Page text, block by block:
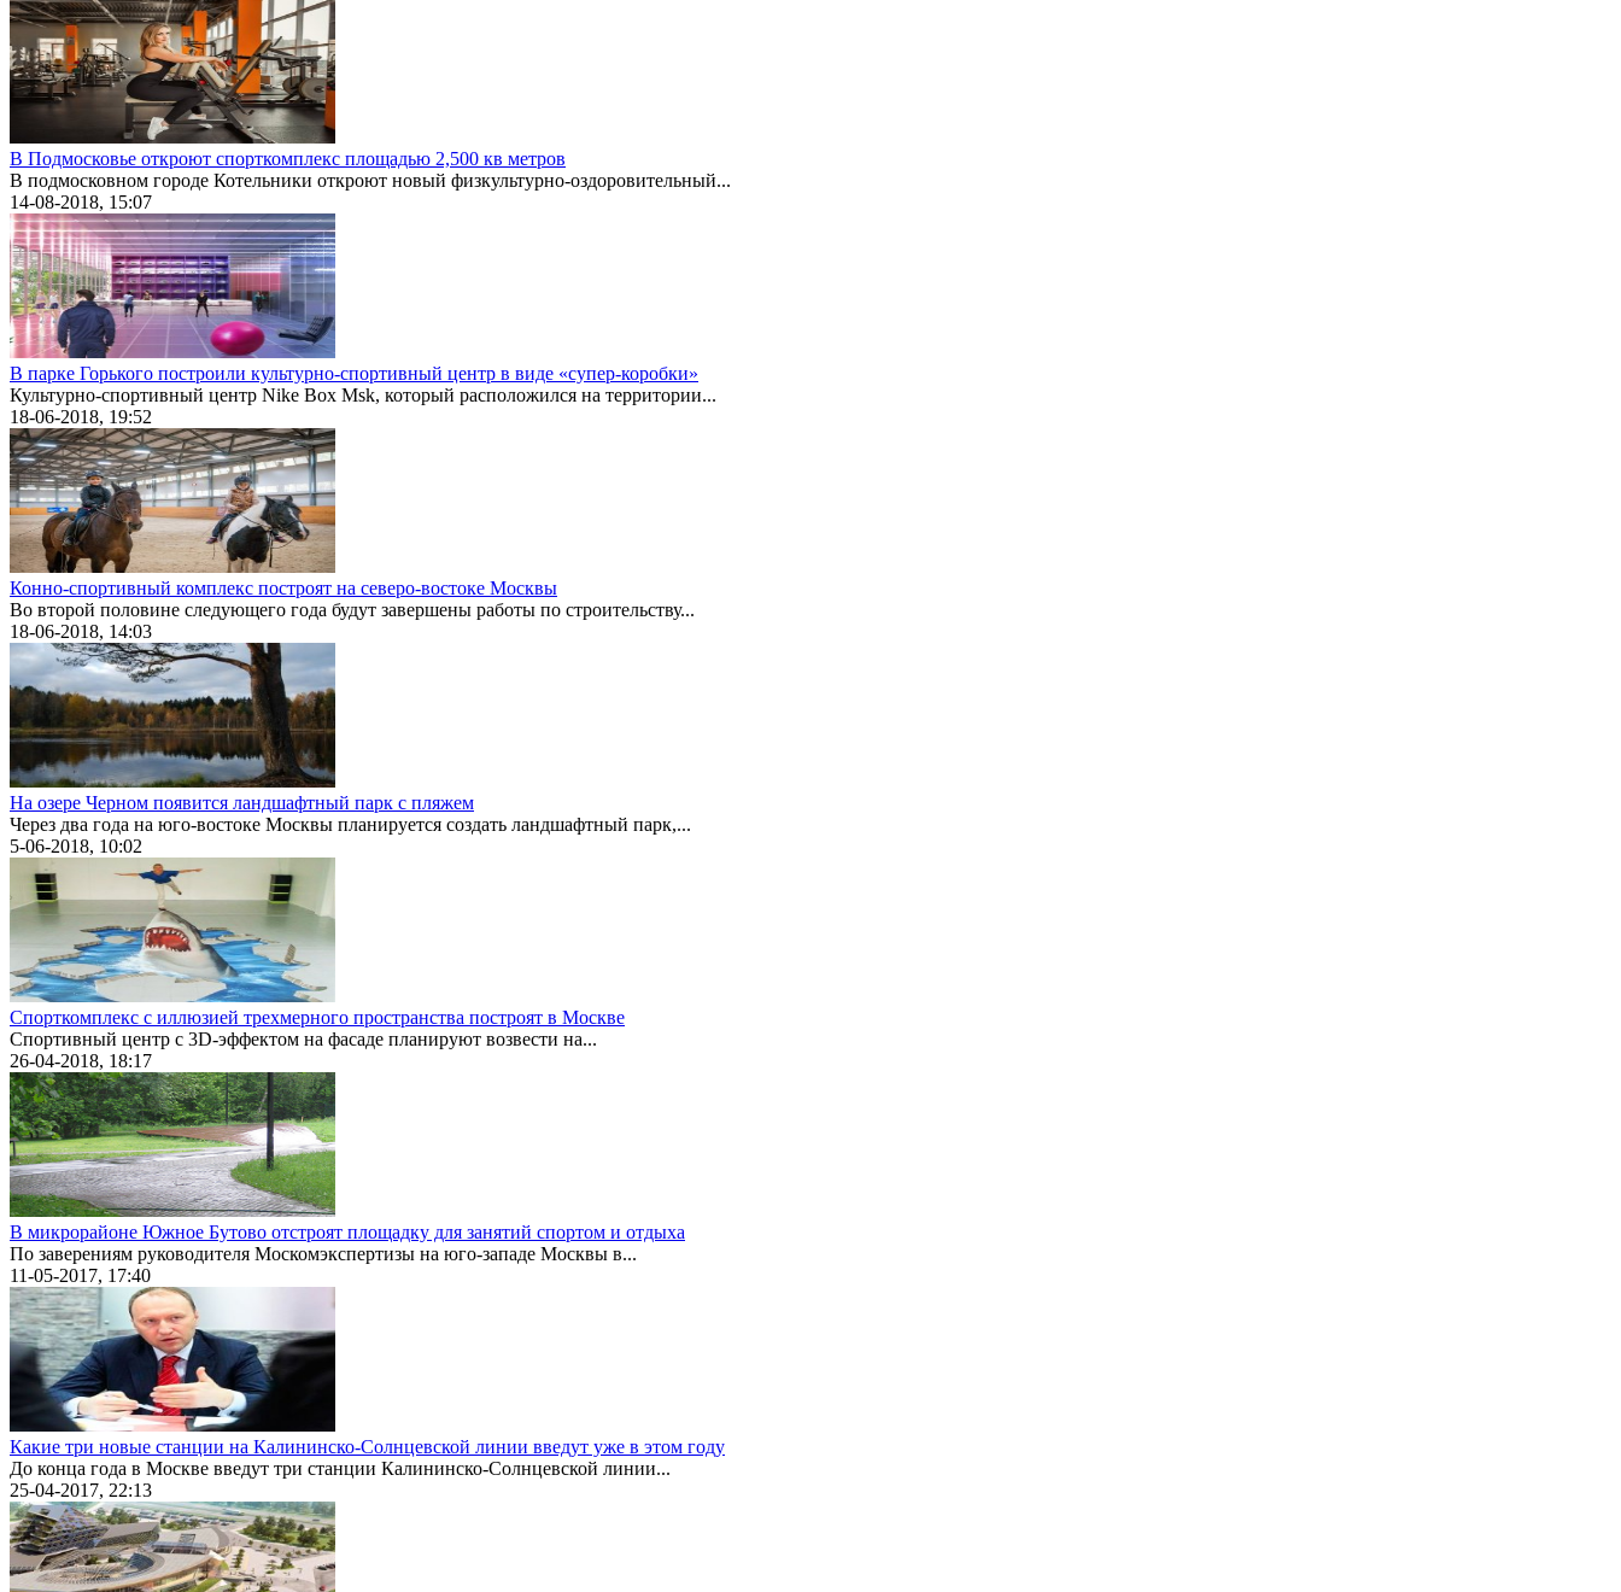
В Подмосковье откроют спорткомплекс площадью 2,500 кв метров
В подмосковном городе Котельники откроют новый физкультурно-оздоровительный...
14-08-2018, 15:07
В парке Горького построили культурно-спортивный центр в виде «супер-коробки»
Культурно-спортивный центр Nike Box Msk, который расположился на территории...
18-06-2018, 19:52
Конно-спортивный комплекс построят на северо-востоке Москвы
Во второй половине следующего года будут завершены работы по строительству...
18-06-2018, 14:03
На озере Черном появится ландшафтный парк с пляжем
Через два года на юго-востоке Москвы планируется создать ландшафтный парк,...
5-06-2018, 10:02
Спорткомплекс с иллюзией трехмерного пространства построят в Москве
Спортивный центр с 3D-эффектом на фасаде планируют возвести на...
26-04-2018, 18:17
В микрорайоне Южное Бутово отстроят площадку для занятий спортом и отдыха
По заверениям руководителя Москомэкспертизы на юго-западе Москвы в...
11-05-2017, 17:40
Какие три новые станции на Калининско-Солнцевской линии введут уже в этом году
До конца года в Москве введут три станции Калининско-Солнцевской линии...
25-04-2017, 22:13